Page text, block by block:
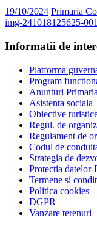
19/10/2024 Primaria
img-241018125625-001
Informatii de
Platforma
Program
Anunturi
Asistenta sociala
Obiective
Regul. de
Regulament de
Codul de
Strategia de
Protectia datelor-
Termene si
Politica cookies
DGPR
Vanzare terenuri